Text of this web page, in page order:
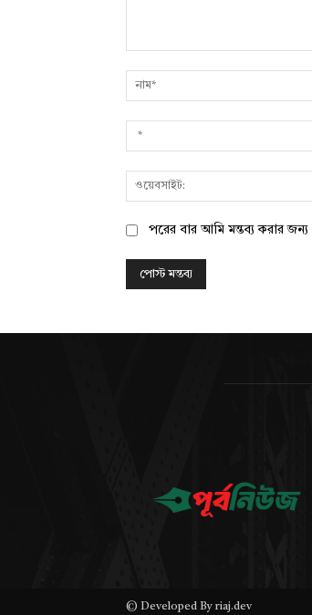
পরের বার আমি মন্তব্য করার
© Developed By riaj.dev